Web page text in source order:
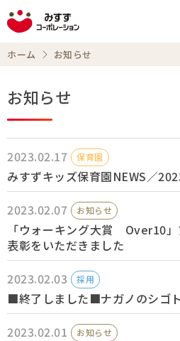
商品情報
知る・楽しむ
レシピ
お知らせ
企業情報
ホーム お知らせ
お知らせ
2023.02.17 保育園
みすずキッズ保育園NEWS／
2023.02.07
お知らせ
「ウォーキング大賞 Over10
表彰をいただきました
2023.02.03
採用
■終了しました■ナガノのシゴ
2023.02.01
お知らせ